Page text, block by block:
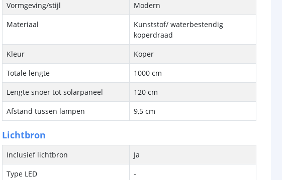
Vormgeving/stijl
Modern
Materiaal
Kunststof/ waterbestendig
koperdraad
Kleur
Koper
Totale lengte
1000 cm
Lengte snoer tot solarpaneel
120 cm
Afstand tussen lampen
9,5 cm
Lichtbron
Inclusief lichtbron
Ja
Type LED
-